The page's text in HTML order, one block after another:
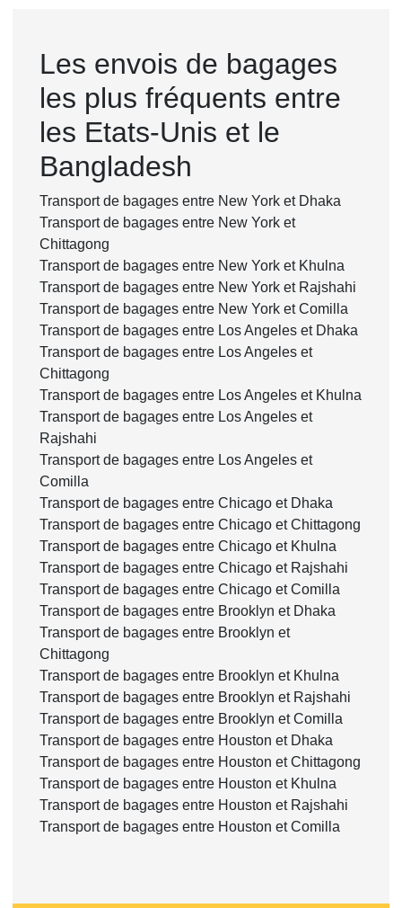
Les envois de bagages
les plus fréquents entre
les Etats-Unis et le
Bangladesh
Transport de bagages entre New York et Dhaka
Transport de bagages entre New York et
Chittagong
Transport de bagages entre New York et Khulna
Transport de bagages entre New York et Rajshahi
Transport de bagages entre New York et Comilla
Transport de bagages entre Los Angeles et Dhaka
Transport de bagages entre Los Angeles et
Chittagong
Transport de bagages entre Los Angeles et Khulna
Transport de bagages entre Los Angeles et
Rajshahi
Transport de bagages entre Los Angeles et
Comilla
Transport de bagages entre Chicago et Dhaka
Transport de bagages entre Chicago et Chittagong
Transport de bagages entre Chicago et Khulna
Transport de bagages entre Chicago et Rajshahi
Transport de bagages entre Chicago et Comilla
Transport de bagages entre Brooklyn et Dhaka
Transport de bagages entre Brooklyn et
Chittagong
Transport de bagages entre Brooklyn et Khulna
Transport de bagages entre Brooklyn et Rajshahi
Transport de bagages entre Brooklyn et Comilla
Transport de bagages entre Houston et Dhaka
Transport de bagages entre Houston et Chittagong
Transport de bagages entre Houston et Khulna
Transport de bagages entre Houston et Rajshahi
Transport de bagages entre Houston et Comilla